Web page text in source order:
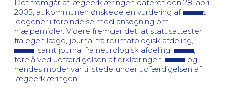
Det fremgår af lægeerklæringen dateret den 28. april
2005, at kommunen ønskede en vurdering af
s
ledgener i forbindelse med ansøgning om
hjælpemidler. Videre fremgår det, at statusattester
fra egen læge, journal fra reumatologisk afdeling,
, samt journal fra neurologisk afdeling,
forelå ved udfærdigelsen af erklæringen.
og
hendes moder var til stede under udfærdigelsen af
lægeerklæringen.